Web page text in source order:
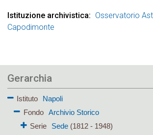
Istituzione archivistica
Osservatorio
Capodimonte
Gerarchia
Istituto
Napoli
Fondo
Archivio Storico
Serie
Sede(1812 - 1948)